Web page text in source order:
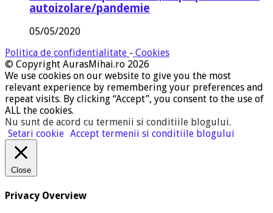
autoizolare/pandemie
05/05/2020
Politica de confidentialitate - Cookies
© Copyright AurasMihai.ro 2026
We use cookies on our website to give you the most
relevant experience by remembering your preferences and
repeat visits. By clicking “Accept”, you consent to the use of
ALL the cookies.
Nu sunt de acord cu termenii si conditiile blogului.
Setari cookie Accept termenii si conditiile blogului
Close
Privacy Overview